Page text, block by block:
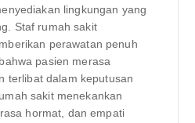
lingkungan yang
Staf rumah sakit
perawatan penuh
pasien merasa
terlibat dalam keputusan
sakit menekankan
hormat, dan empati